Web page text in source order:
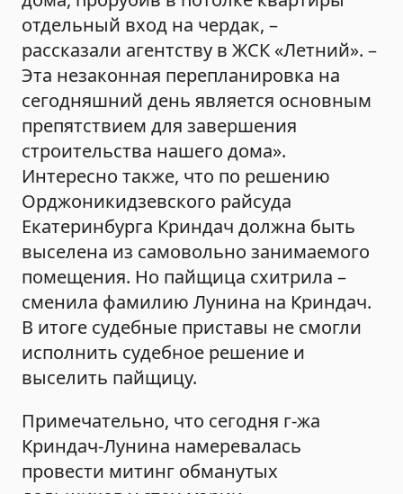
отдельный вход на чердак, –
рассказали агентству в ЖСК «Летний». –
Эта незаконная перепланировка на
сегодняшний день является основным
препятствием для завершения
строительства нашего дома».
Интересно также, что по решению
Орджоникидзевского райсуда
Екатеринбурга Криндач должна быть
выселена из самовольно занимаемого
помещения. Но пайщица схитрила –
сменила фамилию Лунина на Криндач.
В итоге судебные приставы не смогли
исполнить судебное решение и
выселить пайщицу.
Примечательно, что сегодня г-жа
Криндач-Лунина намеревалась
провести митинг обманутых